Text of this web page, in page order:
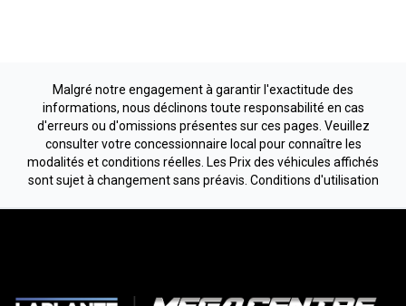
Malgré notre engagement à garantir l'exactitude des
informations, nous déclinons toute responsabilité en cas
d'erreurs ou d'omissions présentes sur ces pages. Veuillez
consulter votre concessionnaire local pour connaître les
modalités et conditions réelles. Les Prix des véhicules affichés
sont sujet à changement sans préavis. Conditions d'utilisation